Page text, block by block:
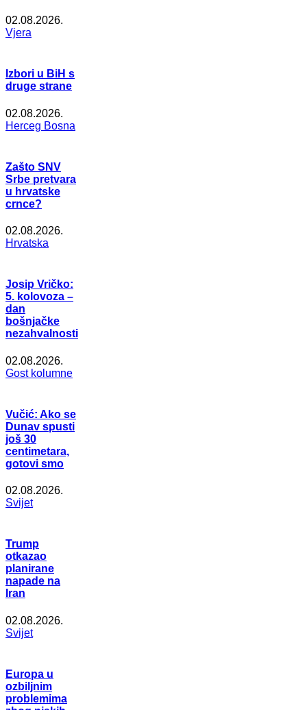
02.08.2026.
Vjera
Izbori u BiH s
druge strane
02.08.2026.
Herceg Bosna
Zašto SNV
Srbe pretvara
u hrvatske
crnce?
02.08.2026.
Hrvatska
Josip Vričko:
5. kolovoza –
dan
bošnjačke
nezahvalnosti
02.08.2026.
Gost kolumne
Vučić: Ako se
Dunav spusti
još 30
centimetara,
gotovi smo
02.08.2026.
Svijet
Trump
otkazao
planirane
napade na
Iran
02.08.2026.
Svijet
Europa u
ozbiljnim
problemima